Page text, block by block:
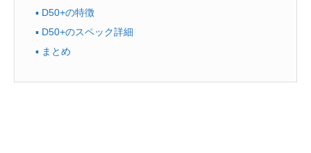
▪ D50+の特徴
▪ D50+のスペック詳細
▪ まとめ